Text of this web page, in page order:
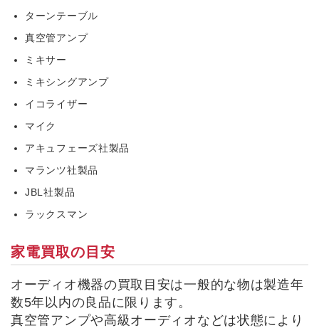
ターンテーブル
真空管アンプ
ミキサー
ミキシングアンプ
イコライザー
マイク
アキュフェーズ社製品
マランツ社製品
JBL社製品
ラックスマン
家電買取の目安
オーディオ機器の買取目安は一般的な物は製造年
数5年以内の良品に限ります。
真空管アンプや高級オーディオなどは状態により